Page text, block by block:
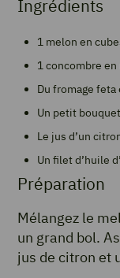
Ingrédients
1 melon en
1 concombre
Du fromage
Un petit
Le jus d’un
Un filet d’huile
Préparation
Mélangez le
un grand bol.
jus de citron et